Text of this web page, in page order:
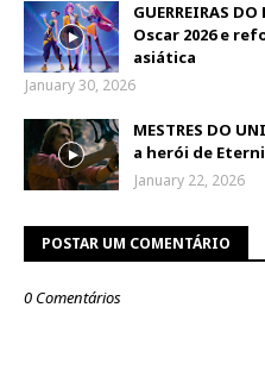
GUERREIRAS
Oscar 2026 e
asiática
January 30, 2026
MESTRES DO
a herói de
January 22, 2026
POSTAR UM COMENTÁRIO
0 Comentários